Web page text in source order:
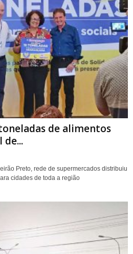
de alimentos
de...
Preto, rede de supermercados distribuiu
cidades de toda a região